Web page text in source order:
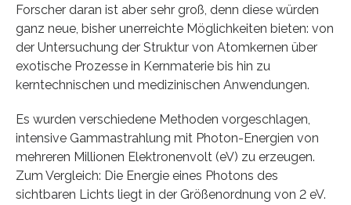
Forscher daran ist aber sehr groß, denn diese würden
ganz neue, bisher unerreichte Möglichkeiten bieten: von
der Untersuchung der Struktur von Atomkernen über
exotische Prozesse in Kernmaterie bis hin zu
kerntechnischen und medizinischen Anwendungen.
Es wurden verschiedene Methoden vorgeschlagen,
intensive Gammastrahlung mit Photon-Energien von
mehreren Millionen Elektronenvolt (eV) zu erzeugen.
Zum Vergleich: Die Energie eines Photons des
sichtbaren Lichts liegt in der Größenordnung von 2 eV.